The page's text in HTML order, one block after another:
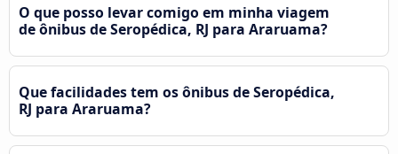
O que posso levar comigo em minha viagem
de ônibus de Seropédica, RJ para Araruama?
Que facilidades tem os ônibus de Seropédica,
RJ para Araruama?